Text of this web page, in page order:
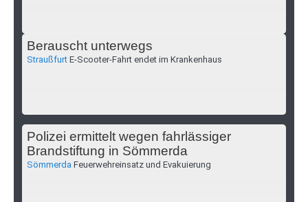
Berauscht unterwegs
Straußfurt E-Scooter-Fahrt endet im Krankenhaus
Polizei ermittelt wegen fahrlässiger
Brandstiftung in Sömmerda
Sömmerda Feuerwehreinsatz und Evakuierung